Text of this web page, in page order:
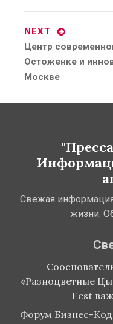
NEXT
Next
post:
Центр
Остоженке и
Москве
Свежая
жизни.
«Разноцветные
Fest
Форум Бизнес-Код